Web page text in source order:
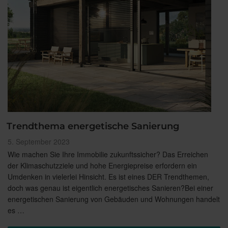
Trendthema energetische Sanierung
Veröffentlicht
am
5. September 2023
Wie machen Sie Ihre Immobilie zukunftssicher? Das Erreichen
der Klimaschutzziele und hohe Energiepreise erfordern ein
Umdenken in vielerlei Hinsicht. Es ist eines DER Trendthemen,
doch was genau ist eigentlich energetisches Sanieren?Bei einer
energetischen Sanierung von Gebäuden und Wohnungen handelt
es …